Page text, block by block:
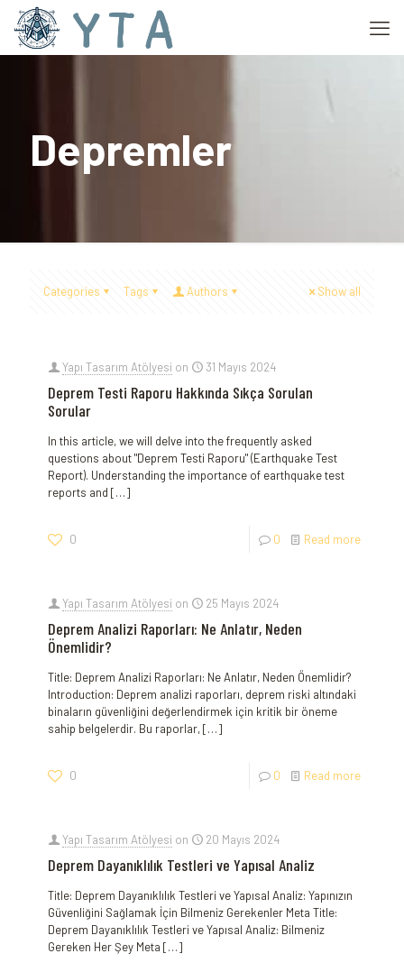
Depremler
Categories Tags Authors Show all
Yapı Tasarım Atölyesi on 31 Mayıs 2024
Deprem Testi Raporu Hakkında Sıkça Sorulan
Sorular
In this article, we will delve into the frequently asked
questions about "Deprem Testi Raporu" (Earthquake Test
Report). Understanding the importance of earthquake test
reports and […]
0 0 Read more
Yapı Tasarım Atölyesi on 25 Mayıs 2024
Deprem Analizi Raporları: Ne Anlatır, Neden
Önemlidir?
Title: Deprem Analizi Raporları: Ne Anlatır, Neden Önemlidir?
Introduction: Deprem analizi raporları, deprem ⁣riski⁣ altındaki
binaların güvenliğini değerlendirmek için kritik ​bir öneme
sahip⁤ belgelerdir. Bu raporlar,[…]
0 0 Read more
Yapı Tasarım Atölyesi on 20 Mayıs 2024
Deprem Dayanıklılık Testleri ve Yapısal Analiz
Title: Deprem Dayanıklılık Testleri ve Yapısal Analiz: Yapınızın ​
Güvenliğini Sağlamak İçin Bilmeniz Gerekenler Meta Title:
⁣Deprem Dayanıklılık ⁤Testleri ve Yapısal Analiz: ⁣Bilmeniz
Gereken Her Şey Meta […]